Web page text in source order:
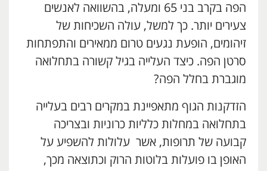
הפה בקרב בני 65 ומעלה, בהשוואה לאנשים
צעירים יותר. כך למשל, עולה השכיחות של
זיהומים, הופעת נגעים טרום ממאירים והתפתחות
סרטן הפה. כיצד העלייה בגיל קשורה בתחלואה
מוגברת בחלל הפה?
הזדקנות הגוף מתאפיינת במקרים רבים בעלייה
בתחלואה במחלות כלליות כרוניות ובצריכה
קבועה של תרופות, אשר עלולות להשפיע על
האופן בו פועלות בלוטות הרוק וכתוצאה מכך,